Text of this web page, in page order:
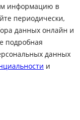
информацию в
периодически,
данных онлайн и
подробная
данных
и